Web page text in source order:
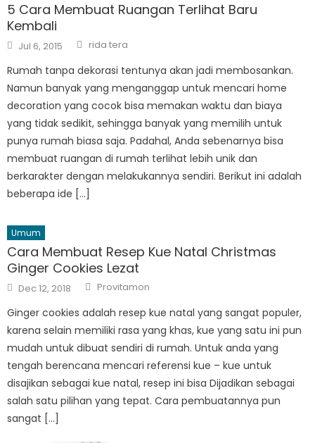
5 Cara Membuat Ruangan Terlihat Baru
Kembali
Posted
on
Jul 6, 2015 Author
rida tera
Rumah tanpa dekorasi tentunya akan jadi membosankan.
Namun banyak yang menganggap untuk mencari home
decoration yang cocok bisa memakan waktu dan biaya
yang tidak sedikit, sehingga banyak yang memilih untuk
punya rumah biasa saja. Padahal, Anda sebenarnya bisa
membuat ruangan di rumah terlihat lebih unik dan
berkarakter dengan melakukannya sendiri. Berikut ini adalah
beberapa ide […]
Umum
Cara Membuat Resep Kue Natal Christmas
Ginger Cookies Lezat
Posted
on
Dec 12, 2018 Author
Provitamon
Ginger cookies adalah resep kue natal yang sangat populer,
karena selain memiliki rasa yang khas, kue yang satu ini pun
mudah untuk dibuat sendiri di rumah. Untuk anda yang
tengah berencana mencari referensi kue – kue untuk
disajikan sebagai kue natal, resep ini bisa Dijadikan sebagai
salah satu pilihan yang tepat. Cara pembuatannya pun
sangat […]